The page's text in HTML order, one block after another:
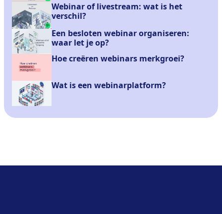
Webinar of livestream: wat is het
verschil?
Een besloten webinar organiseren:
waar let je op?
Hoe creëren webinars merkgroei?
Wat is een webinarplatform?